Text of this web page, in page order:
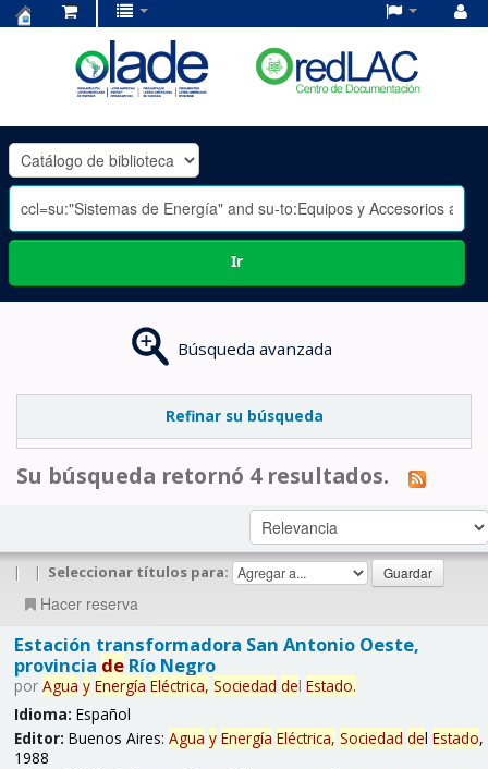
OLADE
-
Ir
Búsqueda avanzada
Refinar su búsqueda
Su búsqueda retornó 4 resultados.
| | Seleccionar títulos para:
Hacer reserva
Estación transformadora San Antonio Oeste,
provincia deRío Negro
por Agua y Energía Eléctrica, Sociedad del Estado.
Idioma: Español
Editor: Buenos Aires: Agua y Energía Eléctrica, Sociedad del Estado,
1988